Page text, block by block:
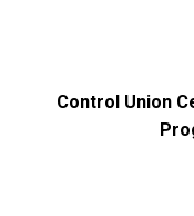
Control Union